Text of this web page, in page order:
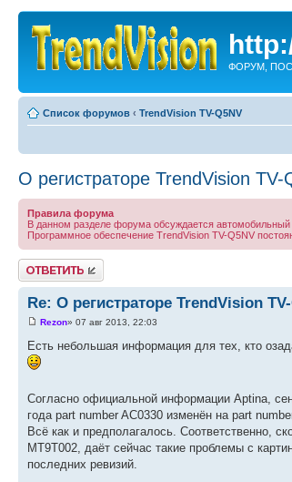
ФОРУМ,
Список форумов ‹ TrendVision TV-Q5NV
О регистраторе TrendVision TV-
Правила форума
В данном разделе форума обсуждается
Программное обеспечение TrendVision TV-Q5NV
Ответить
Re: О регистраторе TrendVision
Rezon» 07 авг 2013, 22:03
Есть небольшая информация для тех, кто
Согласно официальной информации Aptina,
года part number AC0330 изменён на part
Всё как и предполагалось. Соответственно,
MT9T002, даёт сейчас такие проблемы с
последних ревизий.